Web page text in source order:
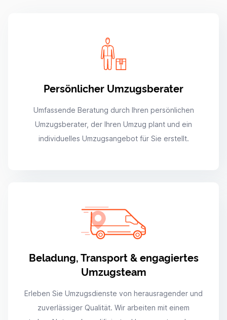
Persönlicher Umzugsberater
Umfassende Beratung durch Ihren persönlichen
Umzugsberater, der Ihren Umzug plant und ein
individuelles Umzugsangebot für Sie erstellt.
Beladung, Transport & engagiertes
Umzugsteam
Erleben Sie Umzugsdienste von herausragender und
zuverlässiger Qualität. Wir arbeiten mit einem